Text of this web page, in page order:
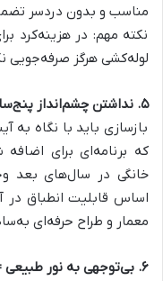
مناسب و بدون دردسر
نکته مهم: در هزینه‌کرد
لوله‌کشی هرگز صرفه‌جویی
۵. نداشتن چشم‌انداز پنج‌ساله = بازسازی پرهزینه و کوتاه‌عمر
بازسازی باید با نگاه به
که برنامه‌ای برای
خانگی در سال‌های بعد
اساس قابلیت انطباق در
معمار و طراح حرفه‌ای
۶. بی‌توجهی به نور طبیعی = فضای افسرده با مصرف انرژی بالا